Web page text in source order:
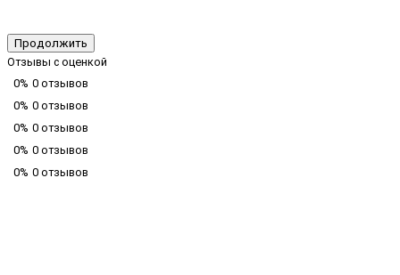
Продолжить
Отзывы с оценкой
0% 0 отзывов
0% 0 отзывов
0% 0 отзывов
0% 0 отзывов
0% 0 отзывов